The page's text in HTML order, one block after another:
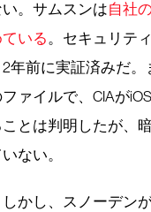
。サムスンは自社
いる。セキュリテ
年前に実証済みだ。
ァイルで、CIAが
とは判明したが、
ない。
かし、スノーデン